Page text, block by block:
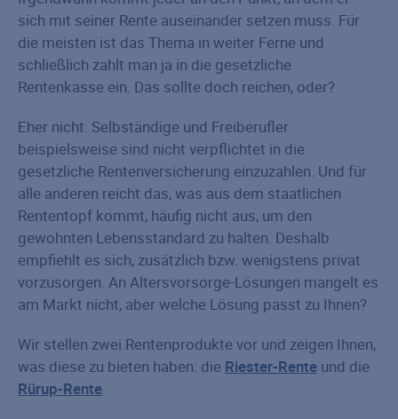
sich mit seiner Rente auseinander setzen muss. Für
die meisten ist das Thema in weiter Ferne und
schließlich zahlt man ja in die gesetzliche
Rentenkasse ein. Das sollte doch reichen, oder?
Eher nicht. Selbständige und Freiberufler
beispielsweise sind nicht verpflichtet in die
gesetzliche Rentenversicherung einzuzahlen. Und für
alle anderen reicht das, was aus dem staatlichen
Rententopf kommt, häufig nicht aus, um den
gewohnten Lebensstandard zu halten. Deshalb
empfiehlt es sich, zusätzlich bzw. wenigstens privat
vorzusorgen. An Altersvorsorge-Lösungen mangelt es
am Markt nicht, aber welche Lösung passt zu Ihnen?
Wir stellen zwei Rentenprodukte vor und zeigen Ihnen,
was diese zu bieten haben: die Riester-Rente und die
Rürup-Rente.